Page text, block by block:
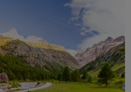
lontano (nel loro habitat
non ha prezzo.